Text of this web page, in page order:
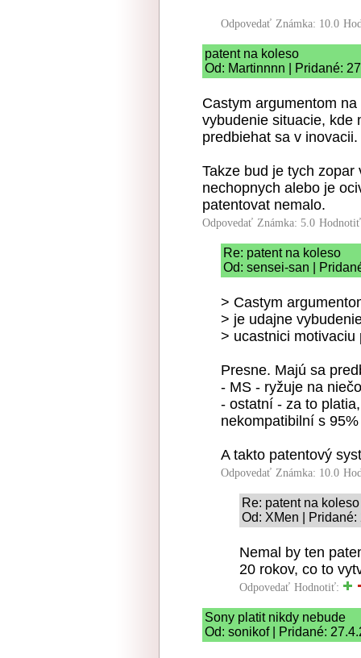
Odpovedať Známka: 10.0
patent na koleso
Od: Martinnnn | Pridané:
Castym argumentom
vybudenie situacie, kde
predbiehat sa v inovacii.
Takze bud je tych
nechopnych alebo je
patentovat nemalo.
Odpovedať Známka: 5.0
Re: patent na koleso
Od: sensei-san |
> Castym
> je udajne
> ucastnici motivaciu
Presne. Majú sa
- MS - ryžuje na
- ostatní - za to
nekompatibilní s
A takto patentový
Odpovedať Známka: 10.0
Re: patent na koleso
Od: XMen |
Nemal by ten
20 rokov, co to
Odpovedať Hodnotiť:
Sony platit nikdy nebude
Od: sonikof | Pridané: